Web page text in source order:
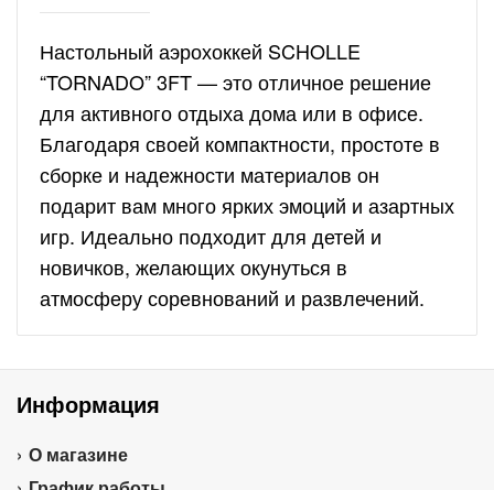
Настольный аэрохоккей SCHOLLE
“TORNADO” 3FT — это отличное решение
для активного отдыха дома или в офисе.
Благодаря своей компактности, простоте в
сборке и надежности материалов он
подарит вам много ярких эмоций и азартных
игр. Идеально подходит для детей и
новичков, желающих окунуться в
атмосферу соревнований и развлечений.
Информация
О магазине